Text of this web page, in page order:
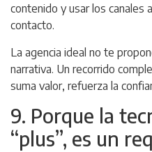
contenido y usar los canales
contacto.
La agencia ideal no te
narrativa. Un recorrido
suma valor, refuerza la
9. Porque la
“plus”, es un